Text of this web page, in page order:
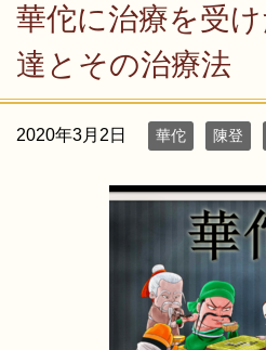
華佗に治療を受
達とその治療法
2020年3月2日 華佗 陳登